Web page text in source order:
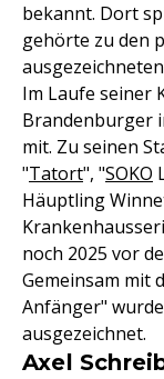
bekannt. Dort
gehörte zu den
Im Laufe seiner
Brandenburger
mit. Zu seinen
"Tatort", "SOKO
Häuptling
noch 2025 vor
Gemeinsam mit
Anfänger"
ausgezeichnet.
Axel